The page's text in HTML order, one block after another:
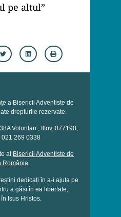
pe altul”
a Bisericii Adventiste de
drepturile rezervate.
Voluntari , Ilfov, 077190,
021 269 0338
al Bisericii Adventiste de
România.
dedicați în a-i ajuta pe
a găsi în ea libertate,
Isus Hristos.